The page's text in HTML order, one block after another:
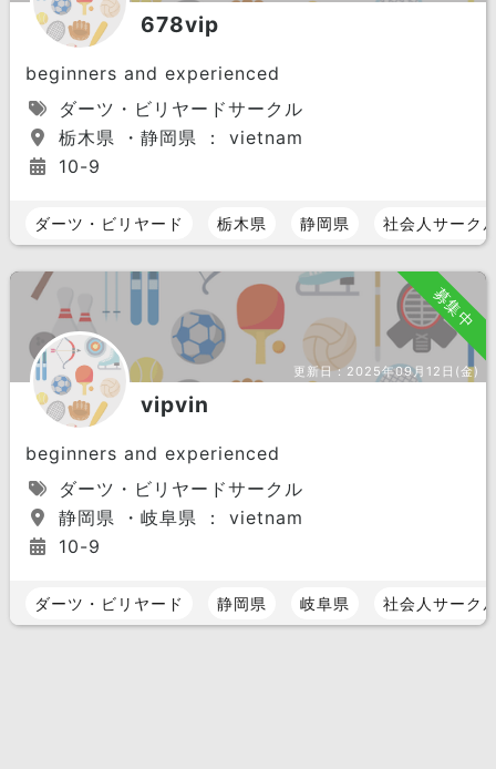
678vip
beginners and experienced
ダーツ・ビリヤードサークル
栃木県 ・静岡県 ： vietnam
10-9
ダーツ・ビリヤード 栃木県 静岡県 社会人サーク
募集中
更新日： 2025年09月12日(金)
vipvin
beginners and experienced
ダーツ・ビリヤードサークル
静岡県 ・岐阜県 ： vietnam
10-9
ダーツ・ビリヤード 静岡県 岐阜県 社会人サーク